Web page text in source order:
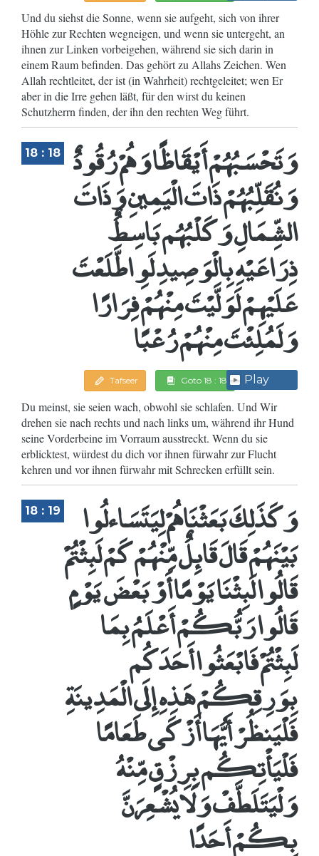
Und du siehst die Sonne, wenn sie aufgeht, sich von ihrer
Höhle zur Rechten wegneigen, und wenn sie untergeht, an
ihnen zur Linken vorbeigehen, während sie sich darin in
einem Raum befinden. Das gehört zu Allahs Zeichen. Wen
Allah rechtleitet, der ist (in Wahrheit) rechtgeleitet; wen Er
aber in die Irre gehen läßt, für den wirst du keinen
Schutzherrn finden, der ihn den rechten Weg führt.
18 : 18 وَتَحْسَبُهُمْ أَيْقَاظًا وَهُمْ رُقُودٌ
وَنُقَلِّبُهُمْ ذَاتَ الْيَمِينِ وَذَاتَ
الشِّمَالِ وَكَلْبُهُم بَاسِطٌ
ذِرَاعَيْهِ بِالْوَصِيدِ لَوِ اطَّلَعْتَ
عَلَيْهِمْ لَوَلَّيْتَ مِنْهُمْ فِرَارًا
وَلَمُلِئْتَ مِنْهُمْ رُعْبًا
Tafseer Goto 18 : 18 Play
Du meinst, sie seien wach, obwohl sie schlafen. Und Wir
drehen sie nach rechts und nach links um, während ihr Hund
seine Vorderbeine im Vorraum ausstreckt. Wenn du sie
erblicktest, würdest du dich vor ihnen fürwahr zur Flucht
kehren und vor ihnen fürwahr mit Schrecken erfüllt sein.
18 : 19 وَكَذَلِكَ بَعَثْنَاهُمْ لِيَتَسَاءلُوا
بَيْنَهُمْ قَالَ قَائِلٌ مِّنْهُمْ كَمْ لَبِثْتُمْ
قَالُوا لَبِثْنَا يَوْمًا أَوْ بَعْضَ يَوْمٍ
قَالُوا رَبُّكُمْ أَعْلَمُ بِمَا
لَبِثْتُمْ فَابْعَثُوا أَحَدَكُم
بِوَرِقِكُمْ هَذِهِ إِلَى الْمَدِينَةِ
فَلْيَنظُرْ أَيُّهَا أَزْكَى طَعَامًا
فَلْيَأْتِكُم بِرِزْقٍ مِّنْهُ
وَلْيَتَلَطَّفْ وَلَا يُشْعِرَنَّ
بِكُمْ أَحَدًا